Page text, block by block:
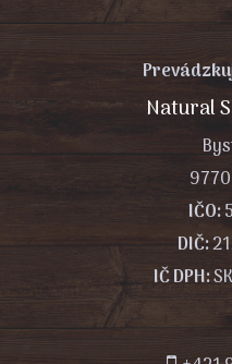
Natural
IČO:
DIČ:
IČ DPH: